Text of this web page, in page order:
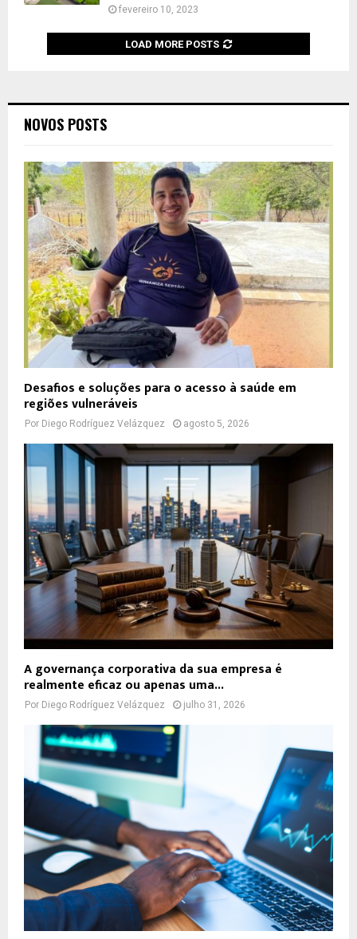
fevereiro 10, 2023
LOAD MORE POSTS
NOVOS POSTS
Desafios e soluções para o acesso à saúde em
regiões vulneráveis
Por Diego Rodríguez Velázquez agosto 5, 2026
A governança corporativa da sua empresa é
realmente eficaz ou apenas uma...
Por Diego Rodríguez Velázquez julho 31, 2026